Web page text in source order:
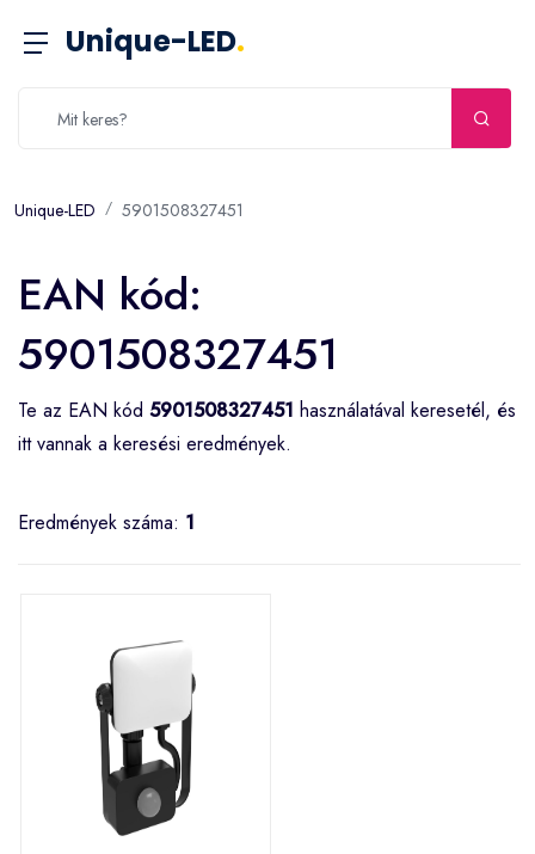
Unique-LED.
Unique-LED 5901508327451
EAN kód:
5901508327451
Te az EAN kód 5901508327451 használatával keresetél, és
itt vannak a keresési eredmények.
Eredmények száma: 1